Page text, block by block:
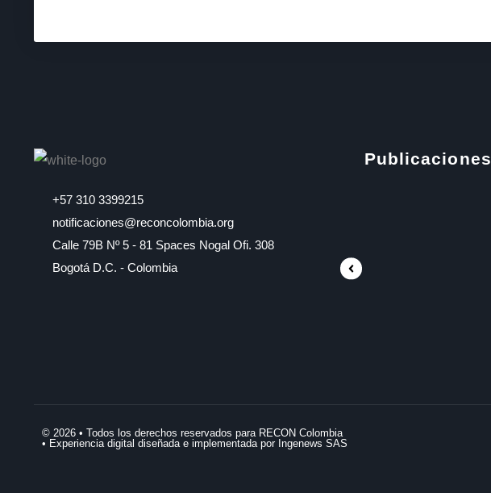
+57 310 3399215
notificaciones@reconcolombia.org
Calle 79B Nº 5 - 81 Spaces Nogal Ofi. 308
Bogotá D.C. - Colombia
Publicaciones
© 2026 • Todos los derechos reservados para RECON Colombia
• Experiencia digital diseñada e implementada por Ingenews SAS